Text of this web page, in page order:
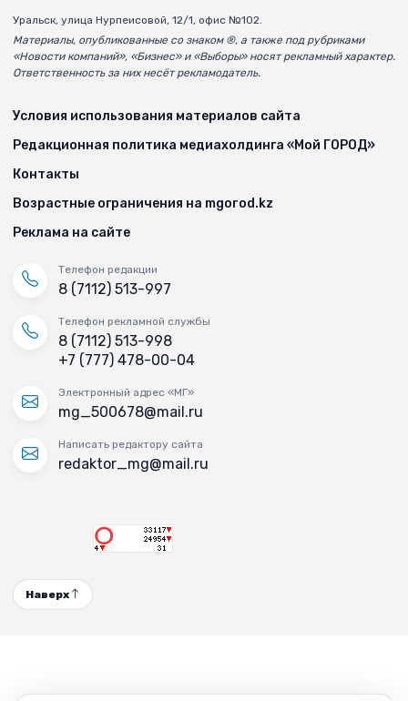
Уральск, улица Нурпеисовой, 12/1, офис №102.
Материалы, опубликованные со знаком ®, а также под рубриками
«Новости компаний», «Бизнес» и «Выборы» носят рекламный характер.
Ответственность за них несёт рекламодатель.
Условия использования материалов сайта
Редакционная политика медиахолдинга «Мой ГОРОД»
Контакты
Возрастные ограничения на mgorod.kz
Реклама на сайте
Телефон редакции
8 (7112) 513-997
Телефон рекламной службы
8 (7112) 513-998
+7 (777) 478-00-04
Электронный адрес «МГ»
mg_500678@mail.ru
Написать редактору сайта
redaktor_mg@mail.ru
Наверх